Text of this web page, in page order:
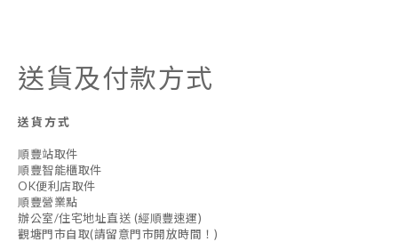
送貨及付款方式
送貨方式
順豐站取件
順豐智能櫃取件
OK便利店取件
順豐營業點
辦公室/住宅地址直送 (經順豐速運)
觀塘門市自取(請留意門市開放時間！)